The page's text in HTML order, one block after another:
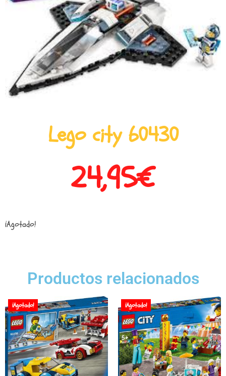
Lego city 60430
24,95€
¡Agotado!
Productos relacionados
¡Agotado! ¡Agotado!